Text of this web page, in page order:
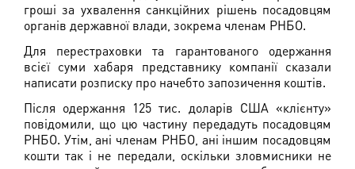
гроші за ухвалення санкційних рішень посадовцям
органів державної влади, зокрема членам РНБО.
Для перестраховки та гарантованого одержання
всієї суми хабаря представнику компанії сказали
написати розписку про начебто запозичення коштів.
Після одержання 125 тис. доларів США «клієнту»
повідомили, що цю частину передадуть посадовцям
РНБО. Утім, ані членам РНБО, ані іншим посадовцям
кошти так і не передали, оскільки зловмисники не